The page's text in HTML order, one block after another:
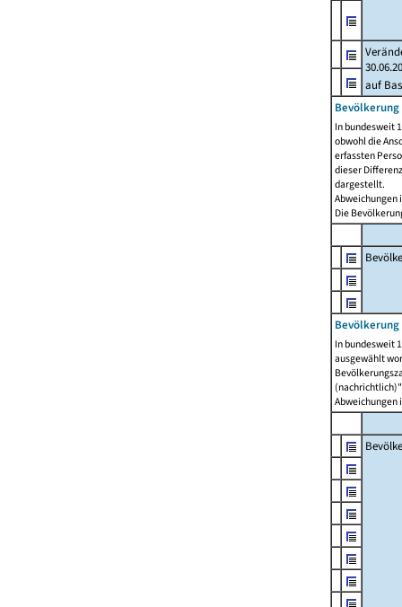
auf
Bevölkerung
In bundesweit
obwohl die
erfassten
dieser
dargestellt.
Abweichungen
Die
In bundesweit
ausgewählt
Abweichungen